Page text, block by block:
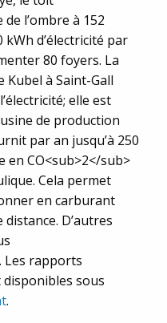
l’ombre à 152
d’électricité par
80 foyers. La
à Saint-Gall
elle est
de production
par an jusqu’à 250
en CO<sub>2</sub>
Cela permet
en carburant
D’autres
. Les rapports
sous
.